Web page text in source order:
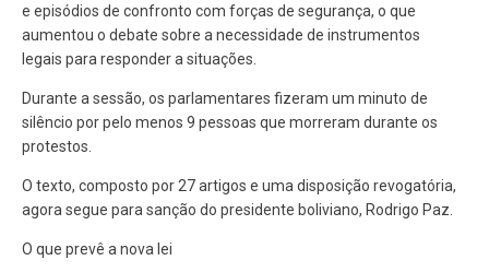
e episódios de confronto com forças de segurança, o que
aumentou o debate sobre a necessidade de instrumentos
legais para responder a situações.
Durante a sessão, os parlamentares fizeram um minuto de
silêncio por pelo menos 9 pessoas que morreram durante os
protestos.
O texto, composto por 27 artigos e uma disposição revogatória,
agora segue para sanção do presidente boliviano, Rodrigo Paz.
O que prevê a nova lei